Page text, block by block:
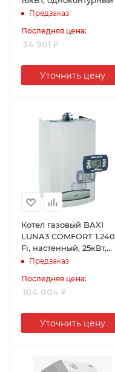
Предзаказ
Последняя цена:
34 901 ₽
Уточнить цену
Котел газовый BAXI
LUNA3 COMFORT 1.240
Fi, настенный, 25кВт,
одноконтурный,
Предзаказ
Последняя цена:
104 004 ₽
Уточнить цену